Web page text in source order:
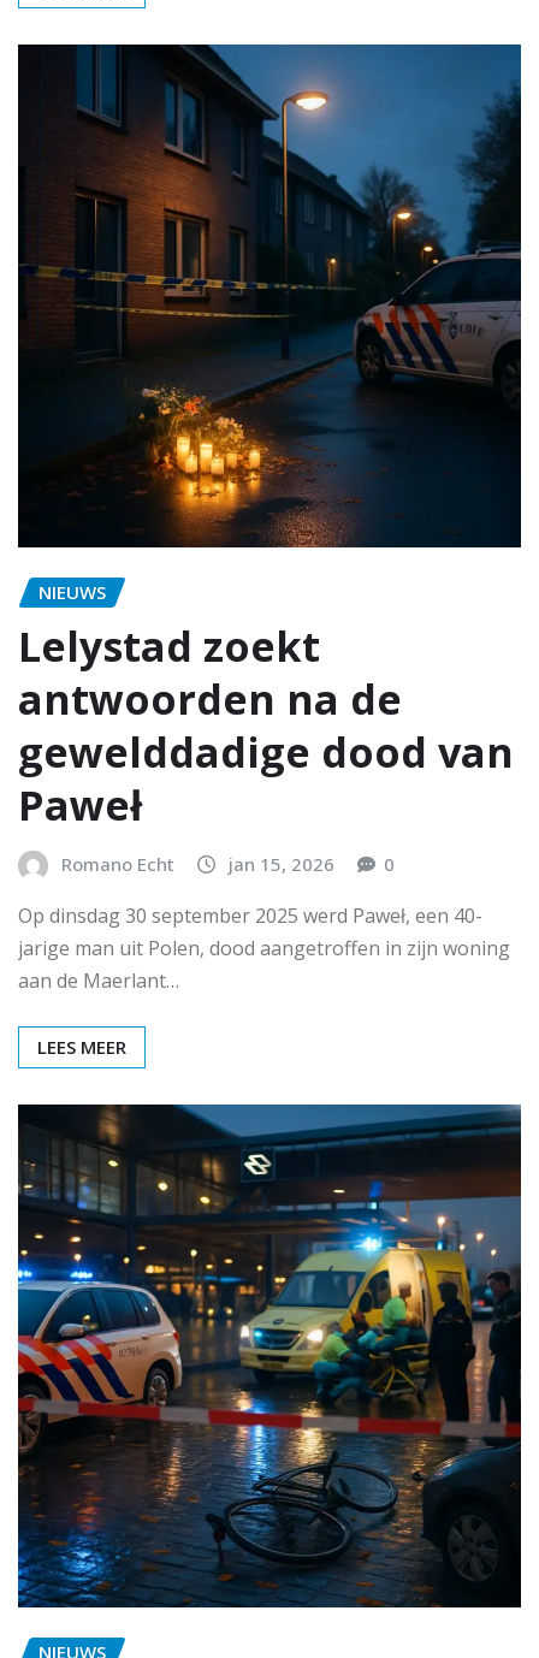
NIEUWS
Lelystad zoekt
antwoorden na de
gewelddadige dood van
Paweł
Romano Echt jan 15, 2026 0
Op dinsdag 30 september 2025 werd Paweł, een 40-
jarige man uit Polen, dood aangetroffen in zijn woning
aan de Maerlant…
LEES MEER
NIEUWS